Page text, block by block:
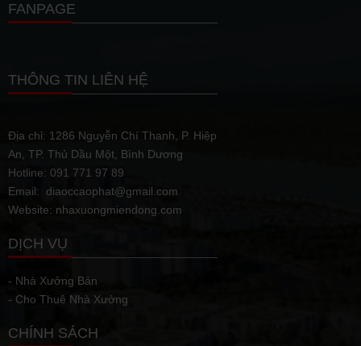
FANPAGE
THÔNG TIN LIÊN HỆ
Địa chỉ: 1286 Nguyễn Chí Thanh, P. Hiệp
An, TP. Thủ Dầu Một, Bình Dương
Hotline: 091 771 97 89
Email: diaoccaophat@gmail.com
Website: nhaxuongmiendong.com
DỊCH VỤ
- Nhà Xưởng Bán
- Cho Thuê Nhà Xưởng
CHÍNH SÁCH